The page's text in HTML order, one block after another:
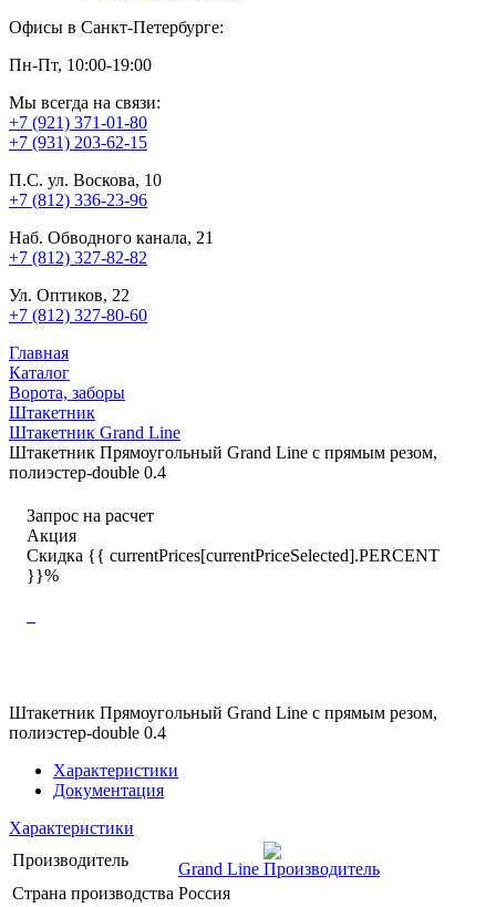
Офисы в Санкт-Петербурге:
Пн-Пт, 10:00-19:00
Мы всегда на связи:
+7 (921) 371-01-80
+7 (931) 203-62-15
П.С. ул. Воскова, 10
+7 (812) 336-23-96
Наб. Обводного канала, 21
+7 (812) 327-82-82
Ул. Оптиков, 22
+7 (812) 327-80-60
Главная
Каталог
Ворота, заборы
Штакетник
Штакетник Grand Line
Штакетник Прямоугольный Grand Line с прямым резом,
полиэстер-double 0.4
Запрос на расчет
Акция
Скидка {{ currentPrices[currentPriceSelected].PERCENT
}}%
Штакетник Прямоугольный Grand Line с прямым резом,
полиэстер-double 0.4
Характеристики
Документация
Характеристики
Производитель
Grand Line
Страна производства Россия